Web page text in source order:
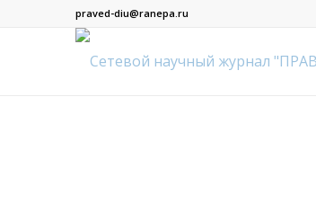
praved-diu@ranepa.ru